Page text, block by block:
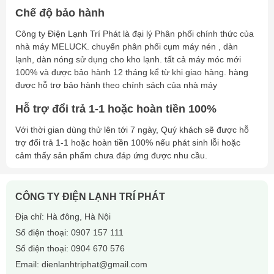
Tình trạng hàng hóa
Có sẵn tại kho – Giao ngay
⭐3. Ưu điểm nổi bật của Kaideli KUDL080-E2C
✅ Làm lạnh nhanh, tiết kiệm điệnnhờ cấu tạo dàn ống
đồng – lá nhôm tối ưu truyền nhiệt.
✅Quạt gió công suất lớn, hoạt động êm ái, độ bền cao.
✅ Vỏ sơn tĩnh điện trắng sữa , chống gỉ sét, bền đẹp theo
thời gian.
✅Tiêu chuẩn chất lượng Châu Âu, sản xuất tại nhà máy
Kaideli – TQ.
Dễ lắp đặt, bảo trì
, tương thích tốt với nhiều loại máy
🏭4. Ứng dụng thực tế của dàn lạnh KUDL080-
E2C
Dàn lạnh KUDL080-E2C phù hợp lắp đặt cho:
Kho mát bảo quản rau củ quả, trái cây
Chế độ bảo hành
Công ty Điện Lạnh Trí Phát là đại lý Phân phối chính thức của
nhà máy MELUCK. chuyển phân phối cụm máy nén , dàn
lạnh, dàn nóng sử dụng cho kho lạnh. tất cả máy móc mới
100% và được bảo hành 12 tháng kể từ khi giao hàng. hàng
được hỗ trợ bảo hành theo chính sách của nhà máy
Hỗ trợ đổi trả 1-1 hoặc hoàn tiền 100%
Với thời gian dùng thử lên tới 7 ngày, Quý khách sẽ được hỗ
trợ đổi trả 1-1 hoặc hoàn tiền 100% nếu phát sinh lỗi hoặc
cảm thấy sản phẩm chưa đáp ứng được nhu cầu.
CÔNG TY ĐIỆN LẠNH TRÍ PHÁT
Địa chỉ: Hà đông, Hà Nội
Số điện thoại: 0907 157 111
Số điện thoại: 0904 670 576
Email: dienlanhtriphat@gmail.com